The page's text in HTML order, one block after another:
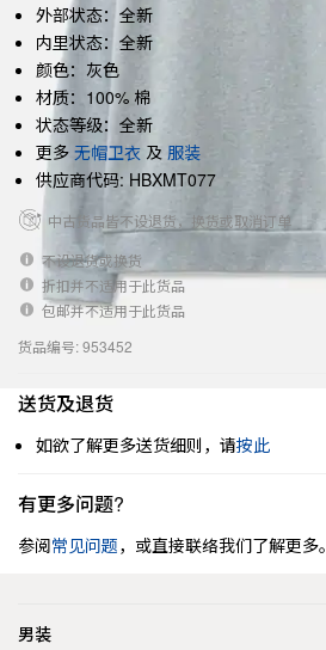
外部状态：全新
内里状态：全新
颜色：灰色
材质：100% 棉
状态等级：全新
更多 无帽卫衣 及 服装
供应商代码: HBXMT077
中古货品皆不设退货，换货或取消订单
不设退货或换货
折扣并不适用于此货品
包邮并不适用于此货品
货品编号: 953452
送货及退货
如欲了解更多送货细则，请按此
有更多问题?
参阅常见问题，或直接联络我们了解更多。
男装